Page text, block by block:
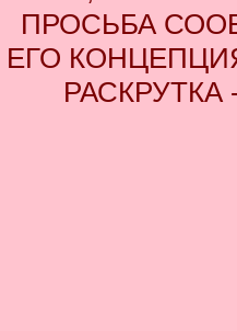
ПРОСЬБА
РАСКРУТКА